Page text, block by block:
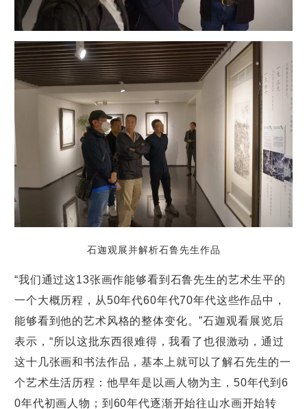
石迦观展并解析石鲁先生作品
“我们通过这13张画作能够看到石鲁先生的艺术生平的
一个大概历程，从50年代60年代70年代这些作品中，
能够看到他的艺术风格的整体变化。”石迦观看展览后
表示，“所以这批东西很难得，我看了也很激动，通过
这十几张画和书法作品，基本上就可以了解石先生的一
个艺术生活历程：他早年是以画人物为主，50年代到6
0年代初画人物；到60年代逐渐开始往山水画开始转